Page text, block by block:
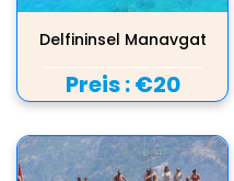
Delfininsel Manavgat
Preis :€20